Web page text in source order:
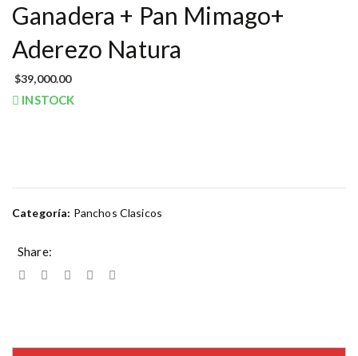
Ganadera + Pan Mimago+
Aderezo Natura
$39,000.00
INSTOCK
Categoría: Panchos Clasicos
Share: